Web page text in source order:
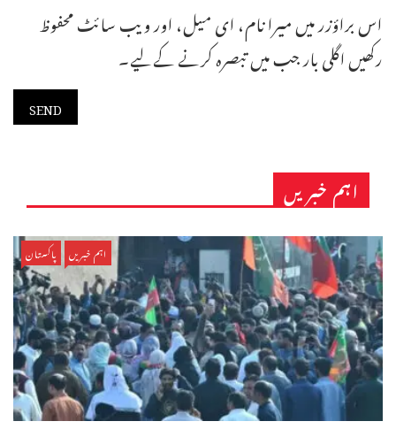
اس براؤزر میں میرا نام، ای میل، اور ویب سائٹ محفوظ
رکھیں اگلی بار جب میں تبصرہ کرنے کےلیے۔
اہم خبریں
اہم خبریں پاکستان